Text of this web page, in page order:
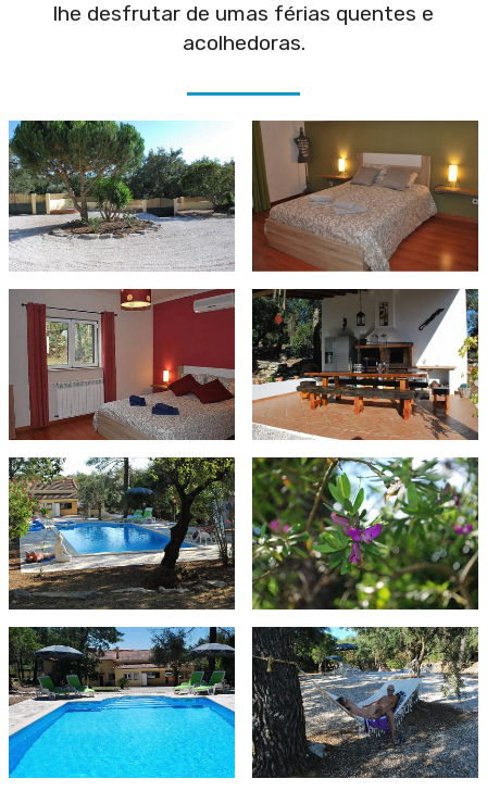
lhe desfrutar de umas férias quentes e
acolhedoras.